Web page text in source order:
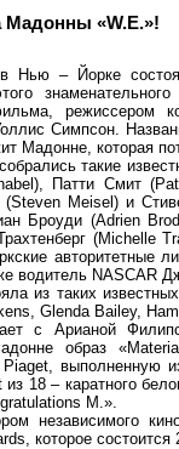
Мадонны «W.E.»!
Нью – Йорке
режиссером
Симпсон.
Мадонне, которая
такие
Патти Смит
Meisel) и
Броуди (Adrien
авторитетные
водитель NASCAR
из таких
Glenda Bailey,
с Арианой
образ
выполненную
18 – каратного
M.».
независимого
которое